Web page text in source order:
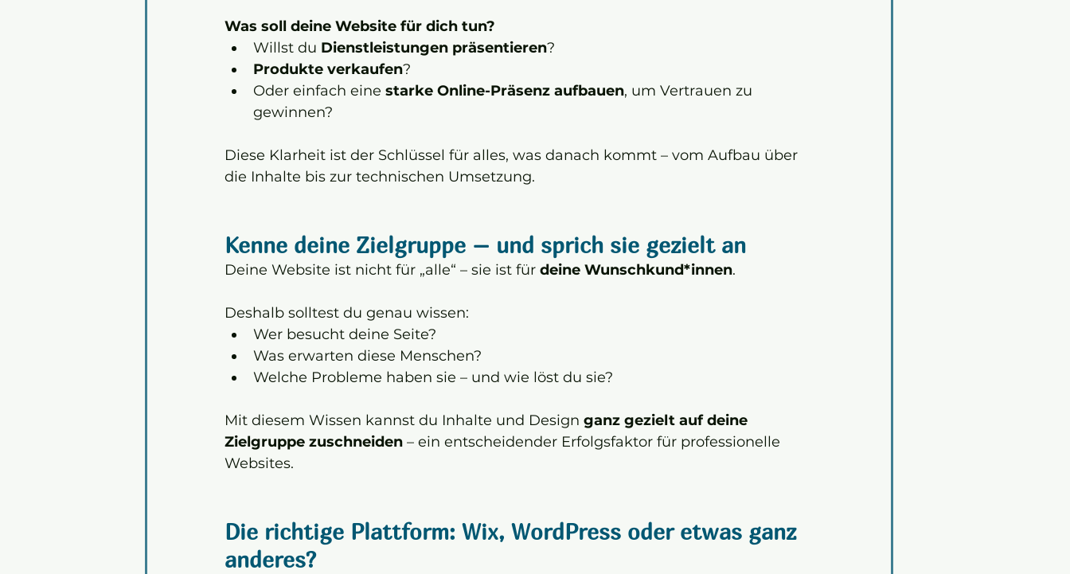
Was soll deine Website für dich tun?
Willst du Dienstleistungen präsentieren?
Produkte verkaufen?
Oder einfach eine starke Online-Präsenz aufbauen, um Vertrauen zu
gewinnen?
Diese Klarheit ist der Schlüssel für alles, was danach kommt – vom Aufbau über
die Inhalte bis zur technischen Umsetzung.
Kenne deine Zielgruppe – und sprich sie gezielt an
Deine Website ist nicht für „alle“ – sie ist für deine Wunschkund*innen.
Deshalb solltest du genau wissen:
Wer besucht deine Seite?
Was erwarten diese Menschen?
Welche Probleme haben sie – und wie löst du sie?
Mit diesem Wissen kannst du Inhalte und Design ganz gezielt auf deine
Zielgruppe zuschneiden – ein entscheidender Erfolgsfaktor für professionelle
Websites.
Die richtige Plattform: Wix, WordPress oder etwas ganz
anderes?